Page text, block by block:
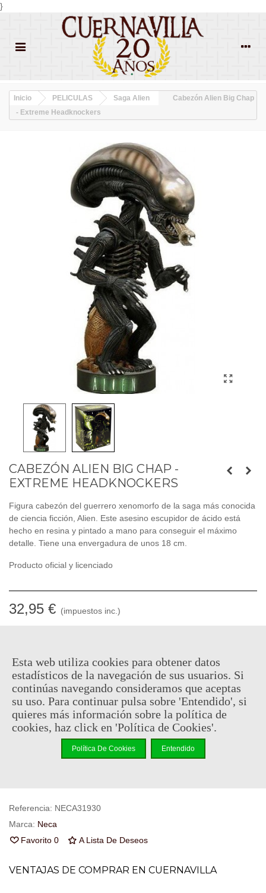
}
Inicio PELICULAS Saga Alien
Cabezón Alien Big Chap
- Extreme Headknockers
CABEZÓN ALIEN BIG CHAP -
EXTREME HEADKNOCKERS
Figura cabezón del guerrero xenomorfo de la saga más conocida
de ciencia ficción, Alien. Este asesino escupidor de ácido está
hecho en resina y pintado a mano para conseguir el máximo
detalle. Tiene una envergadura de unos 18 cm.
Producto oficial y licenciado
32,95 € (impuestos inc.)
Notificarme cuando esté disponible
Puedes consultar la política de privacidadaquí
Al comprar este producto puedes juntar hasta16puntos de
. Su cesta sera de16puntos de fidelidad
Referencia: NECA31930
Marca: Neca
Favorito 0 A Lista De Deseos
VENTAJAS DE COMPRAR EN CUERNAVILLA
Esta web utiliza cookies para obtener datos
estadísticos de la navegación de sus usuarios. Si
continúas navegando consideramos que aceptas
su uso. Para continuar pulsa sobre 'Entendido', si
quieres más información sobre la política de
cookies, haz click en 'Política de Cookies'.
Política De Cookies Entendido